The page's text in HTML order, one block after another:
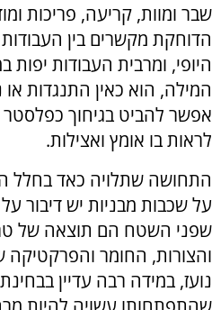
שבר ומוות, קריעה, פריכות
הדוחקת מקשרים בין
היופי, ומרבית העבודות יפות
המילה, הוא כאין התנגדות או
אפשר להביט בגיחוך
לראות בו אומץ ואצילות.
התחושה שתלויה כאד בחלל
על שכבות מבניות יש דיבור
שפני השטח הם תוצאה של
והצורות, החומר והפרקטיקה
נועז, במידה רבה עדיין